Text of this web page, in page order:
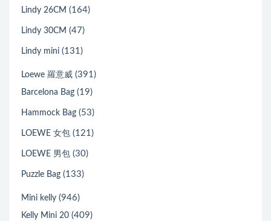
Lindy 26CM (164)
Lindy 30CM (47)
Lindy mini (131)
Loewe 羅意威 (391)
Barcelona Bag (19)
Hammock Bag (53)
LOEWE 女包 (121)
LOEWE 男包 (30)
Puzzle Bag (133)
Mini kelly (946)
Kelly Mini 20 (409)